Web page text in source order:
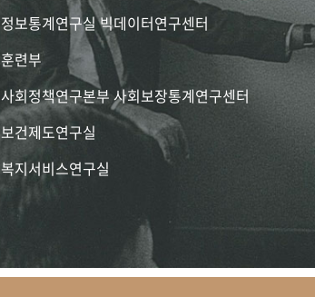
정보통계연구실 빅데이터연구센터
훈련부
사회정책연구본부 사회보장통계연구센터
보건제도연구실
복지서비스연구실